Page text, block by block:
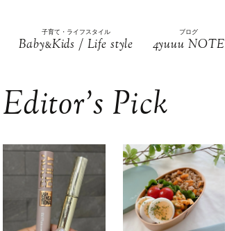
子育て・ライフスタイル
Baby&Kids / Life style
ブログ
4yuuu NOTE
Editor’s Pick